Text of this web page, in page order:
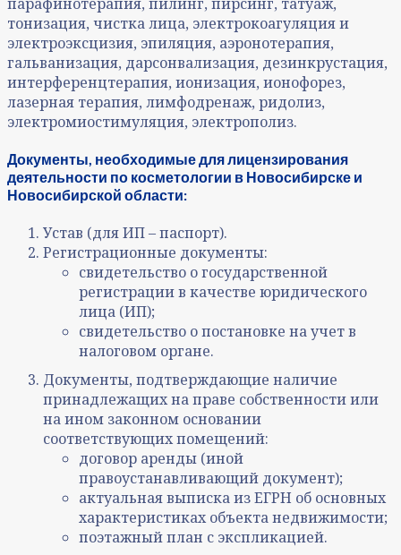
тонизация, чистка лица, электрокоагуляция и
электроэксцизия, эпиляция, аэронотерапия,
гальванизация, дарсонвализация, дезинкрустация,
интерференцтерапия, ионизация, ионофорез,
лазерная терапия, лимфодренаж, ридолиз,
электромиостимуляция, электрополиз.
Документы, необходимые для лицензирования
деятельности по косметологии в Новосибирске и
Новосибирской области:
Устав (для ИП – паспорт).
Регистрационные документы:
свидетельство о государственной
регистрации в качестве юридического
лица (ИП);
свидетельство о постановке на учет в
налоговом органе.
Документы, подтверждающие наличие
принадлежащих на праве собственности или
на ином законном основании
соответствующих помещений:
договор аренды (иной
правоустанавливающий документ);
актуальная выписка из ЕГРН об основных
характеристиках объекта недвижимости;
поэтажный план с экспликацией.